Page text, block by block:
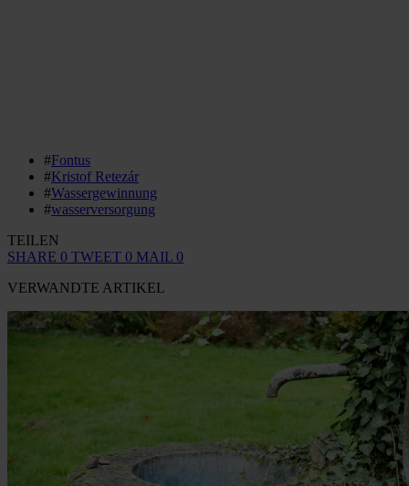
#Fontus
#Kristof Retezár
#Wassergewinnung
#wasserversorgung
TEILEN
SHARE 0 TWEET 0 MAIL 0
VERWANDTE ARTIKEL